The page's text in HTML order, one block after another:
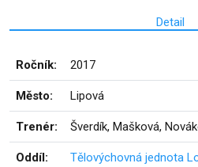
Detail
Ročník: 2017
Město: Lipová
Trenér: Šverdík, Mašková,
Oddíl:
Tělovýchovná jednota